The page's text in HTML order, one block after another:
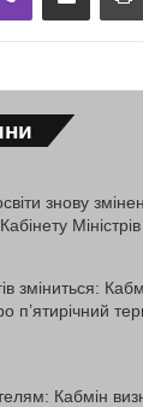
знову
зміниться:
Кабмін